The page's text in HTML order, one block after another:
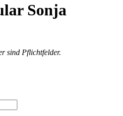
Sonja
sind Pflichtfelder.